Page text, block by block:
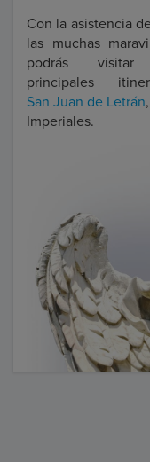
Con la asistencia
las muchas
podrás
principales
San Juan de Letrán
Imperiales.